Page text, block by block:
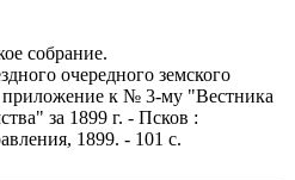
собрание.
очередного земского
приложение к № 3-му "Вестника
за 1899 г. - Псков :
1899. - 101 с.